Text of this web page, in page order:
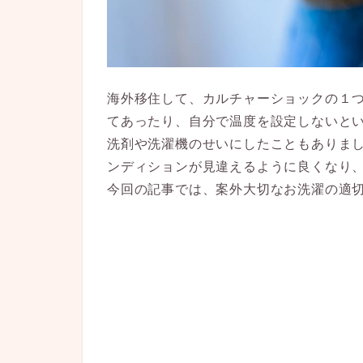
海外移住して、カルチャーショックの１
てあったり、自分で温度を設定しないと
洗剤や洗濯機のせいにしたこともありま
ンディションが見違えるように良くなり
今回の記事では、案外大切なお洗濯の適